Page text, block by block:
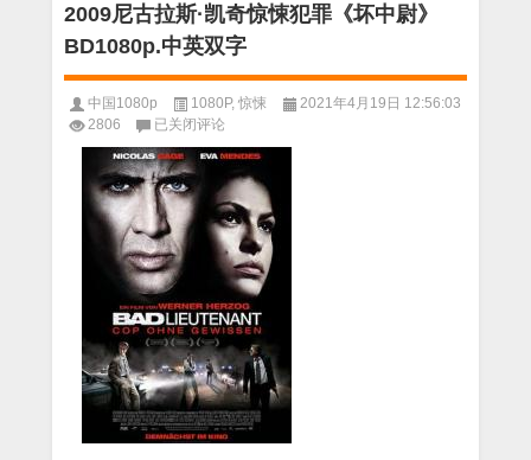
2009尼古拉斯·凯奇惊悚犯罪《坏中尉》
BD1080p.中英双字
中国1080p 1080P, 惊悚
2021年4月19日 12:56:03
2806
2009
尼
古
拉
斯
·
凯
奇
惊
悚
犯
罪
《坏
中
尉》
BD1080p.
已关闭评论